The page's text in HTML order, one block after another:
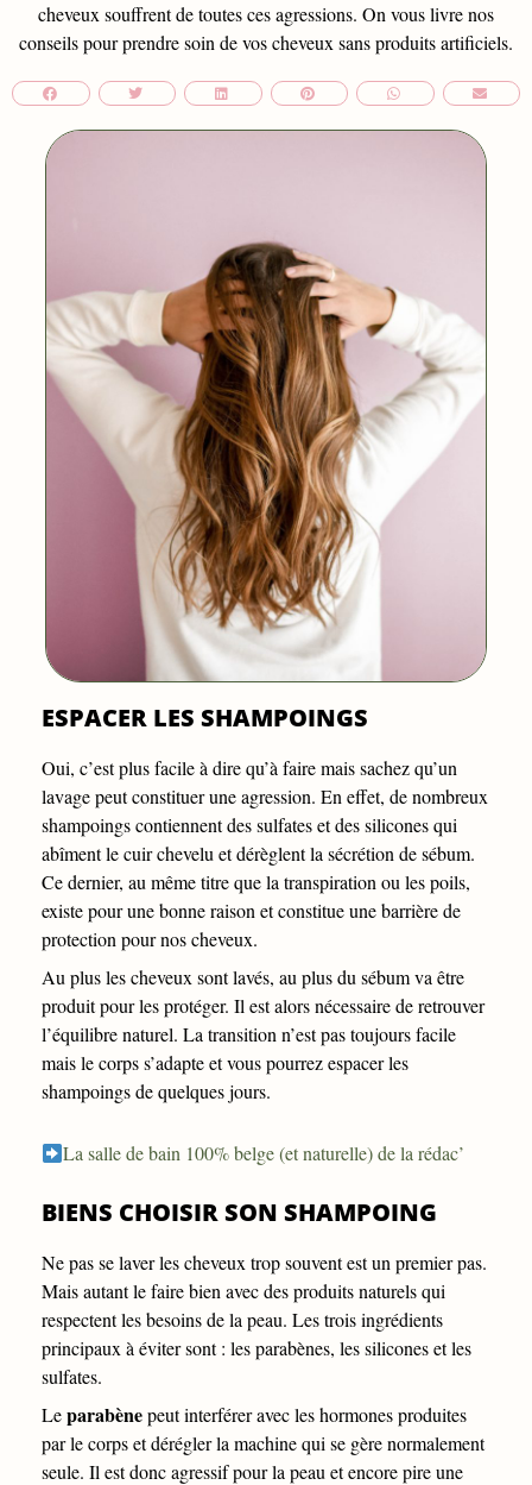
cheveux souffrent de toutes ces agressions. On vous livre nos
conseils pour prendre soin de vos cheveux sans produits artificiels.
ESPACER LES SHAMPOINGS
Oui, c’est plus facile à dire qu’à faire mais sachez qu’un
lavage peut constituer une agression. En effet, de nombreux
shampoings contiennent des sulfates et des silicones qui
abîment le cuir chevelu et dérèglent la sécrétion de sébum.
Ce dernier, au même titre que la transpiration ou les poils,
existe pour une bonne raison et constitue une barrière de
protection pour nos cheveux.
Au plus les cheveux sont lavés, au plus du sébum va être
produit pour les protéger. Il est alors nécessaire de retrouver
l’équilibre naturel. La transition n’est pas toujours facile
mais le corps s’adapte et vous pourrez espacer les
shampoings de quelques jours.
La salle de bain 100% belge (et naturelle) de la rédac’
BIENS CHOISIR SON SHAMPOING
Ne pas se laver les cheveux trop souvent est un premier pas.
Mais autant le faire bien avec des produits naturels qui
respectent les besoins de la peau. Les trois ingrédients
principaux à éviter sont : les parabènes, les silicones et les
sulfates.
Leparabènepeut interférer avec les hormones produites
par le corps et dérégler la machine qui se gère normalement
seule. Il est donc agressif pour la peau et encore pire une